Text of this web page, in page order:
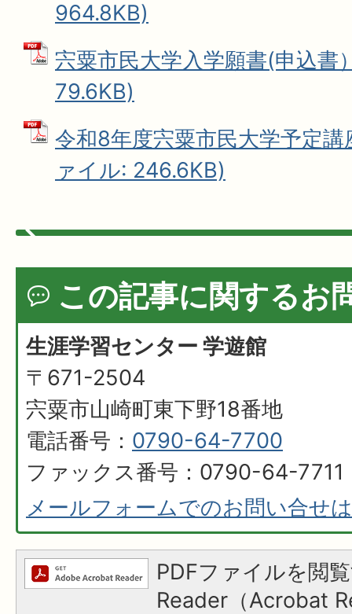
964.8KB)
宍粟市民大学入学願書(申込書
79.6KB)
令和8年度宍粟市民大学予定
ァイル: 246.6KB)
この記事に関するお
生涯学習センター 学遊館
〒671-2504
宍粟市山崎町東下野18番地
電話番号： 0790-64-7700
ファックス番号：0790-64-7711
メールフォームでのお問い合せ
PDFファイルを閲
Reader（Acrobat